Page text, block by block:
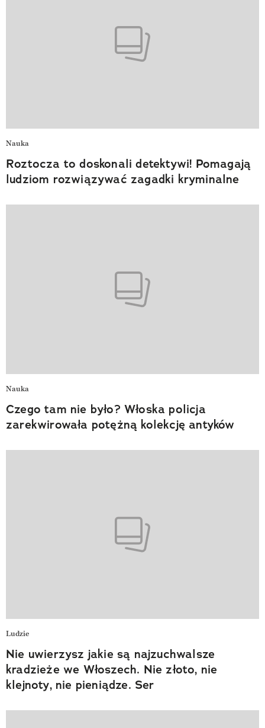
Nauka
Roztocza to doskonali detektywi! Pomagają
ludziom rozwiązywać zagadki kryminalne
Nauka
Czego tam nie było? Włoska policja
zarekwirowała potężną kolekcję antyków
Ludzie
Nie uwierzysz jakie są najzuchwalsze
kradzieże we Włoszech. Nie złoto, nie
klejnoty, nie pieniądze. Ser